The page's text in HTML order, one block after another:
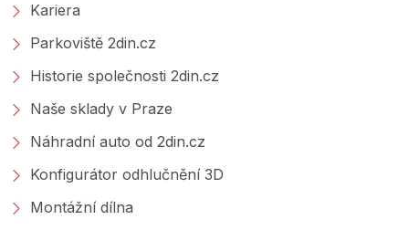
Kariera
Parkoviště 2din.cz
Historie společnosti 2din.cz
Naše sklady v Praze
Náhradní auto od 2din.cz
Konfigurátor odhlučnění 3D
Montážní dílna